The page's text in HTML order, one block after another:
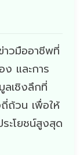
าวมืออาชีพที่
ง และการ
ลเชิงลึกที่
ถ้วน เพื่อให้
ระโยชน์สูงสุด